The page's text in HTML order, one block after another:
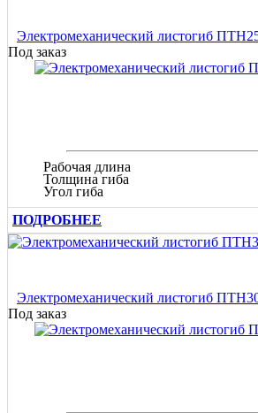
Электромеханический листогиб
Под заказ
Рабочая длина
Толщина гиба
Угол гиба
ПОДРОБНЕЕ
Электромеханический листогиб
Под заказ